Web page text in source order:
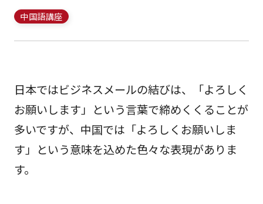
中国語講座
日本ではビジネスメールの結びは、「よろしく
お願いします」という言葉で締めくくることが
多いですが、中国では「よろしくお願いしま
す」という意味を込めた色々な表現がありま
す。